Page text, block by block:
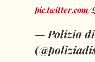
pic.twitter.com/
— Polizia